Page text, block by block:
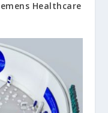
Healthcare